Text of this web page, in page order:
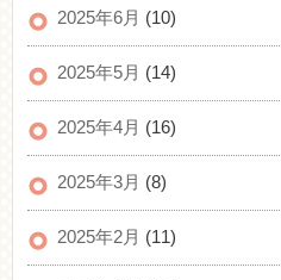
2025年6月 (10)
2025年5月 (14)
2025年4月 (16)
2025年3月 (8)
2025年2月 (11)